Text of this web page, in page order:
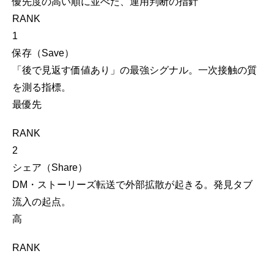
RANK
1
保存（Save）
「後で見返す価値あり」の最強シグナル。一次接触の質
を測る指標。
最優先
RANK
2
シェア（Share）
DM・ストーリーズ転送で外部拡散が起きる。発見タブ
流入の起点。
高
RANK